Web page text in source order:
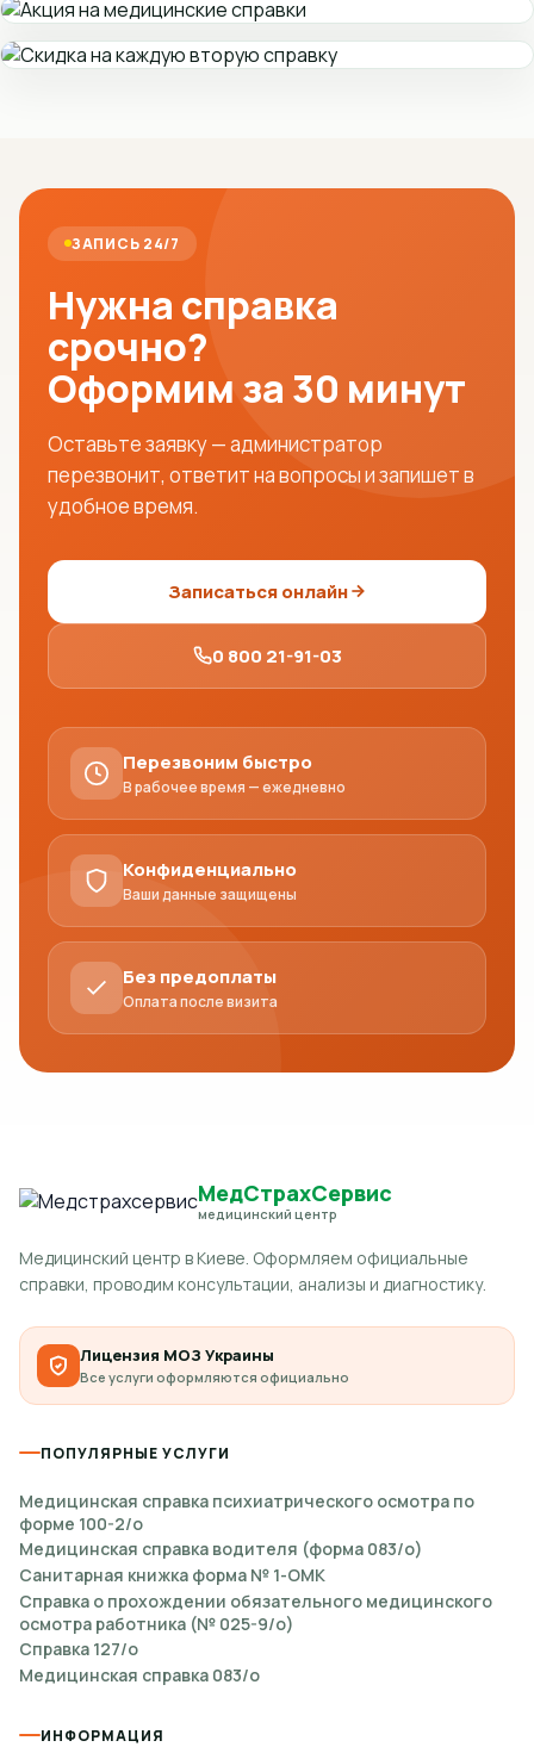
ЗАПИСЬ 24/7
Нужна справка
срочно?
Оформим за 30 минут
Оставьте заявку — администратор
перезвонит, ответит на вопросы и запишет в
удобное время.
Записаться онлайн
0 800 21-91-03
Перезвоним быстро
В рабочее время — ежедневно
Конфиденциально
Ваши данные защищены
Без предоплаты
Оплата после визита
МедСтрахСервис
медицинский центр
Медицинский центр в Киеве. Оформляем официальные
справки, проводим консультации, анализы и диагностику.
Лицензия МОЗ Украины
Все услуги оформляются официально
ПОПУЛЯРНЫЕ УСЛУГИ
Медицинская справка психиатрического осмотра по
форме 100-2/о
Медицинская справка водителя (форма 083/о)
Санитарная книжка форма № 1-ОМК
Справка о прохождении обязательного медицинского
осмотра работника (№ 025-9/о)
Справка 127/о
Медицинская справка 083/о
ИНФОРМАЦИЯ